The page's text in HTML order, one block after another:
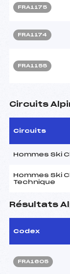
FRA1175
FRA1174
FRA1155
Circuits
Circuits
Hommes Ski
Hommes Ski
Technique
Résultats
Codex
FRA1605